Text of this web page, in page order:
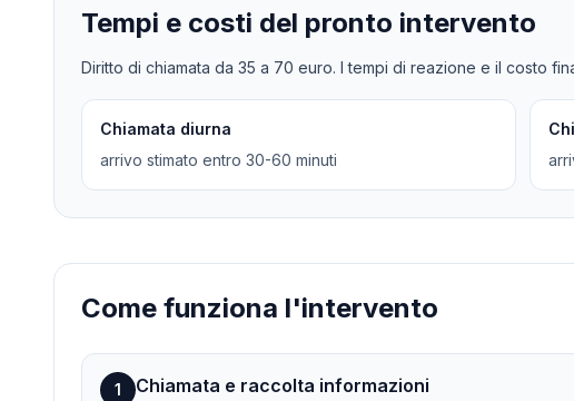
Tempi e costi del pronto intervento
Diritto di chiamata da 35 a 70 euro. I tempi di reazione e il costo
Chiamata diurna
arrivo stimato entro 30-60 minuti
Come funziona l'intervento
1 Chiamata e raccolta informazioni